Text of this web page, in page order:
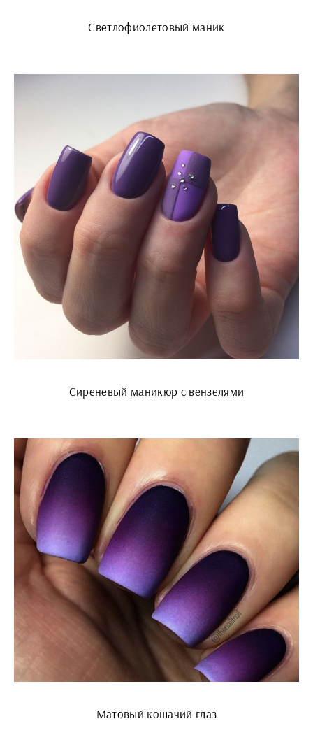
Светлофиолетовый маник
Сиреневый маникюр с вензелями
Матовый кошачий глаз